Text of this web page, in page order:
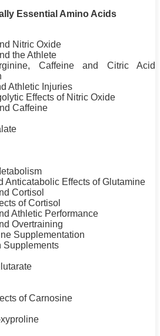
Essential Amino Acids
Nitric Oxide
the Athlete
Caffeine and Citric Acid
Athletic Injuries
Effects of Nitric Oxide
Caffeine
Anticatabolic Effects of Glutamine
Cortisol
of Cortisol
Athletic Performance
Overtraining
Supplementation
Supplements
of Carnosine